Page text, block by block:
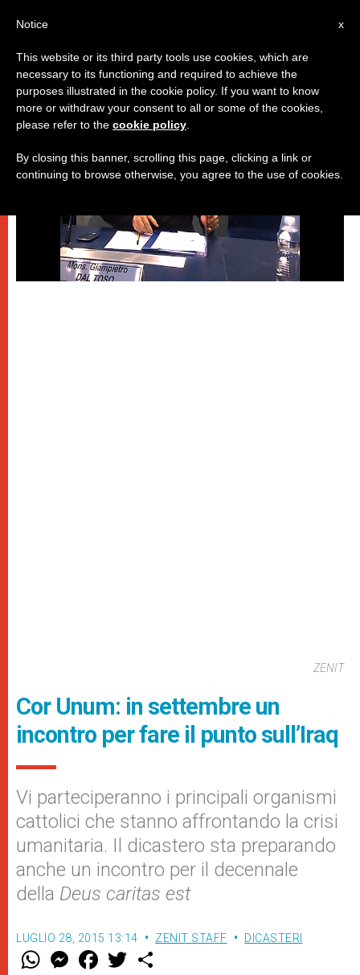
DICASTERI
ZENIT
Cor Unum: in settembre un
incontro per fare il punto sull’Iraq
Vi parteciperanno i principali organismi
cattolici che stanno affrontando la crisi
umanitaria. Il dicastero sta preparando
anche un incontro per il decennale
della Deus caritas est
LUGLIO 28, 2015 13:14 ZENIT STAFF DICASTERI
W M
e
F
a w
x
Notice
This website or its third party tools use cookies, which are
necessary to its functioning and required to achieve the
purposes illustrated in the cookie policy. If you want to know
more or withdraw your consent to all or some of the cookies,
please refer to the cookie policy
By closing this banner, scrolling this page, clicking a link or
continuing to browse otherwise, you agree to the use of cookies.